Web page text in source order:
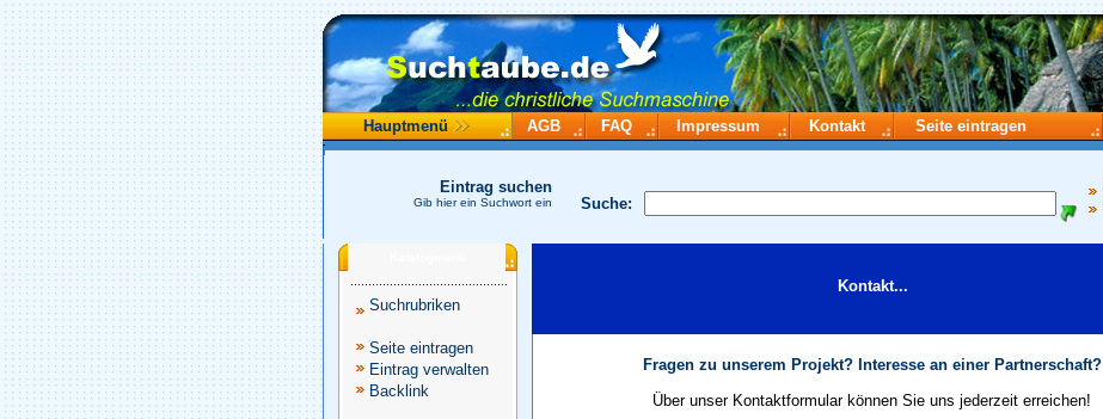
Hauptmenü AGB FAQ Impressum Kontakt Seite eintragen
Suche:
Eintrag suchen
Gib hier ein Suchwort ein
Suchrubriken
Seite eintragen
Eintrag verwalten
Backlink
Kontakt...
Fragen zu unserem Projekt? Interesse an einer Partnerschaft?
Über unser Kontaktformular können Sie uns jederzeit erreichen!